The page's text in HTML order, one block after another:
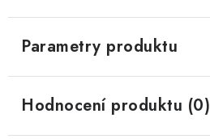
Parametry produktu
Hodnocení produktu (0)